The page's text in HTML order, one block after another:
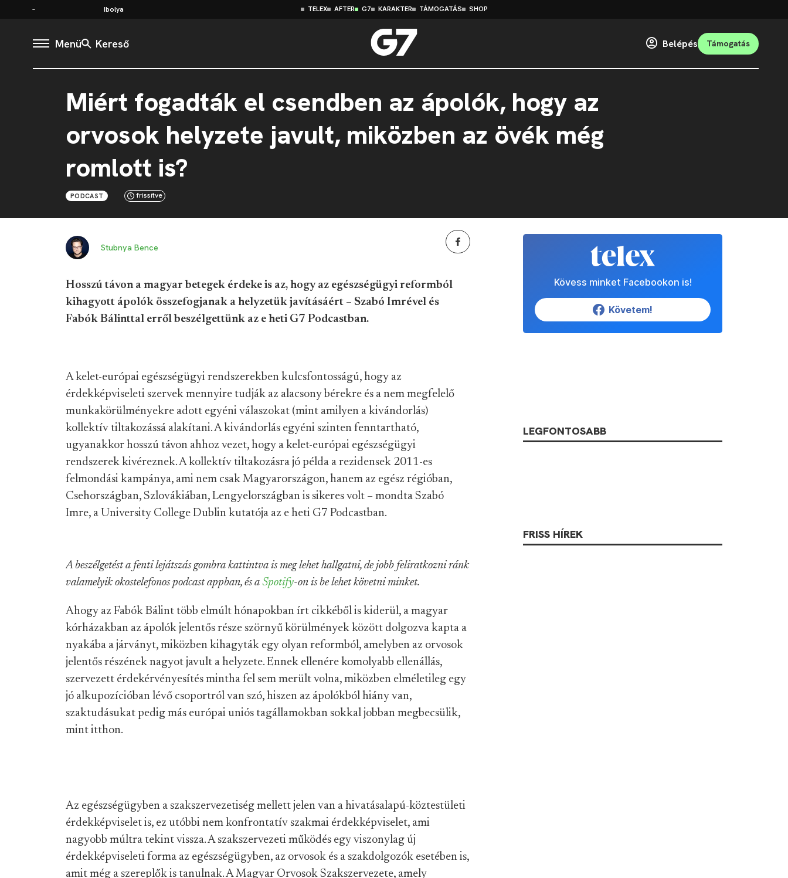
Ibolya TELEX AFTER G7 KARAKTER TÁMOGATÁS SHOP
Menü Kereső Belépés Támogatás
Miért fogadták el csendben az ápolók, hogy az
orvosok helyzete javult, miközben az övék még
romlott is?
PODCAST frissítve
Stubnya Bence
Hosszú távon a magyar betegek érdeke is az, hogy az egészségügyi reformból
kihagyott ápolók összefogjanak a helyzetük javításáért – Szabó Imrével és
Fabók Bálinttal erről beszélgettünk az e heti G7 Podcastban.
A kelet-európai egészségügyi rendszerekben kulcsfontosságú, hogy az
érdekképviseleti szervek mennyire tudják az alacsony bérekre és a nem megfelelő
munkakörülményekre adott egyéni válaszokat (mint amilyen a kivándorlás)
kollektív tiltakozássá alakítani. A kivándorlás egyéni szinten fenntartható,
ugyanakkor hosszú távon ahhoz vezet, hogy a kelet-európai egészségügyi
rendszerek kivéreznek. A kollektív tiltakozásra jó példa a rezidensek 2011-es
felmondási kampánya, ami nem csak Magyarországon, hanem az egész régióban,
Csehországban, Szlovákiában, Lengyelországban is sikeres volt – mondta Szabó
Imre, a University College Dublin kutatója az e heti G7 Podcastban.
A beszélgetést a fenti lejátszás gombra kattintva is meg lehet hallgatni, de jobb feliratkozni ránk
valamelyik okostelefonos podcast appban, és a Spotify-on is be lehet követni minket.
Ahogy az Fabók Bálint több elmúlt hónapokban írt cikkéből is kiderül, a magyar
kórházakban az ápolók jelentős része szörnyű körülmények között dolgozva kapta a
nyakába a járványt, miközben kihagyták egy olyan reformból, amelyben az orvosok
jelentős részének nagyot javult a helyzete. Ennek ellenére komolyabb ellenállás,
szervezett érdekérvényesítés mintha fel sem merült volna, miközben elméletileg egy
jó alkupozícióban lévő csoportról van szó, hiszen az ápolókból hiány van,
szaktudásukat pedig más európai uniós tagállamokban sokkal jobban megbecsülik,
mint itthon.
Az egészségügyben a szakszervezetiség mellett jelen van a hivatásalapú-köztestületi
érdekképviselet is, ez utóbbi nem konfrontatív szakmai érdekképviselet, ami
nagyobb múltra tekint vissza. A szakszervezeti működés egy viszonylag új
érdekképviseleti forma az egészségügyben, az orvosok és a szakdolgozók esetében is,
amit még a szereplők is tanulnak. A Magyar Orvosok Szakszervezete, amely
Kövess minket Facebookon is!
Követem!
LEGFONTOSABB
FRISS HÍREK